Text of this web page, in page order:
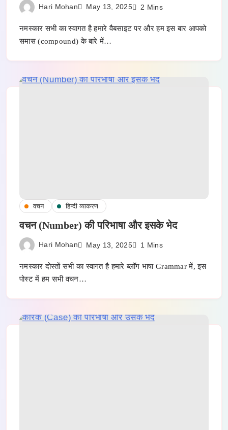
Hari Mohan May 13, 2025 2 Mins
नमस्कार सभी का स्वागत है हमारे वैबसाइट पर और हम इस बार आपको
समास (compound) के बारे में…
वचन हिन्दी व्याकरण
वचन (Number) की परिभाषा और इसके भेद
Hari Mohan May 13, 2025 1 Mins
नमस्कार दोस्तों सभी का स्वागत है हमारे ब्लॉग भाषा Grammar में, इस
पोस्ट में हम सभी वचन…